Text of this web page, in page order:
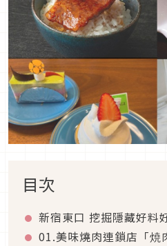
目次
新宿東口 挖掘隱藏好料
01.美味燒肉連鎖店「焼